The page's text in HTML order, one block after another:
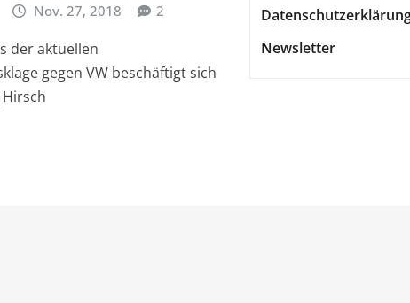
Nov. 27, 2018 2
der aktuellen
gegen VW beschäftigt sich
Newsletter